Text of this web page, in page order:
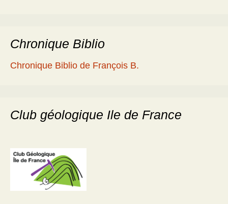
Chronique Biblio
Chronique Biblio de François B.
Club géologique Ile de France